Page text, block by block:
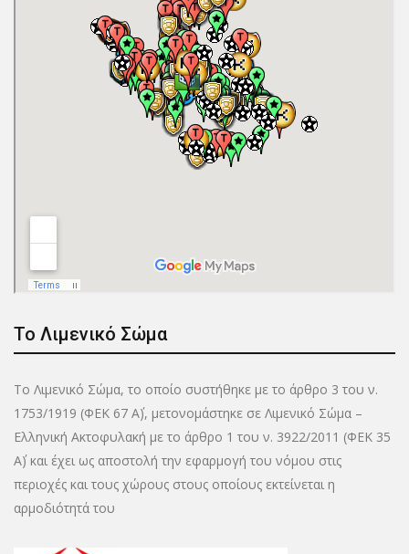
Το Λιμενικό Σώμα
Το Λιμενικό Σώμα, το οποίο συστήθηκε με το άρθρο 3 του ν.
1753/1919 (ΦΕΚ 67 Α΄), μετονομάστηκε σε Λιμενικό Σώμα –
Ελληνική Ακτοφυλακή με το άρθρο 1 του ν. 3922/2011 (ΦΕΚ 35
Α΄) και έχει ως αποστολή την εφαρμογή του νόμου στις
περιοχές και τους χώρους στους οποίους εκτείνεται η
αρμοδιότητά του